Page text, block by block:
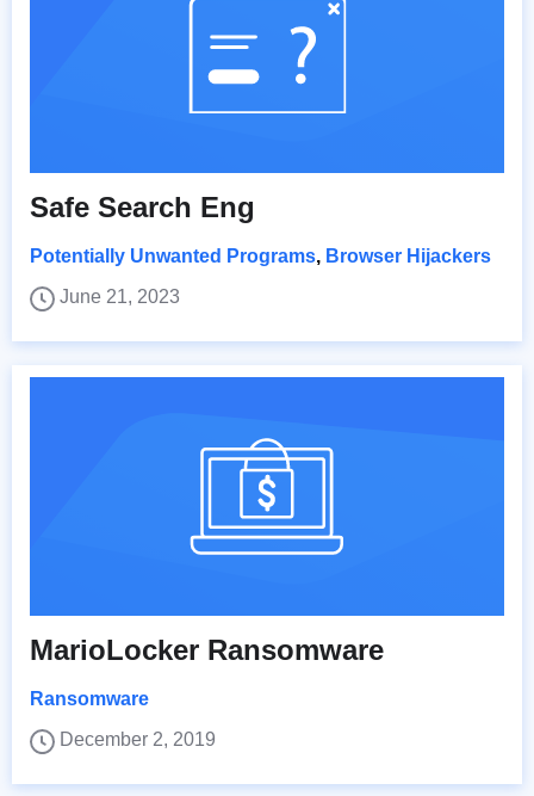
Safe Search Eng
Potentially Unwanted Programs, Browser Hijackers
June 21, 2023
MarioLocker Ransomware
Ransomware
December 2, 2019